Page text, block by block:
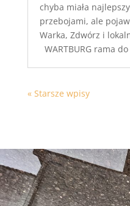
chyba miała
przebojami, ale
Warka, Zdwórz i
WARTBURG rama
« Starsze wpisy